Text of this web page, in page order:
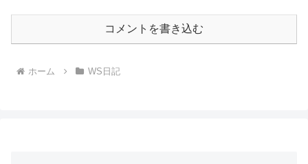
コメントを書き込む
ホーム WS日記